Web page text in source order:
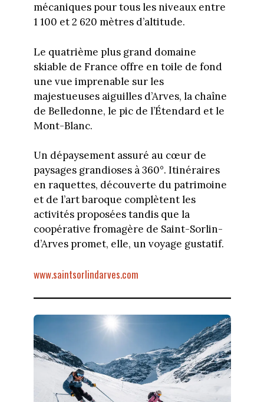
mécaniques pour tous les niveaux entre
1 100 et 2 620 mètres d’altitude.
Le quatrième plus grand domaine
skiable de France offre en toile de fond
une vue imprenable sur les
majestueuses aiguilles d’Arves, la chaîne
de Belledonne, le pic de l’Étendard et le
Mont-Blanc.
Un dépaysement assuré au cœur de
paysages grandioses à 360°. Itinéraires
en raquettes, découverte du patrimoine
et de l’art baroque complètent les
activités proposées tandis que la
coopérative fromagère de Saint-Sorlin-
d’Arves promet, elle, un voyage gustatif.
www.saintsorlindarves.com